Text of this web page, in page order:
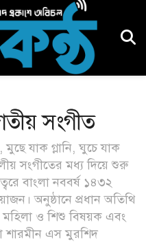
সংগীত
যাক গ্লানি, ঘুচে যাক
সংগীতের মধ্য দিয়ে শুরু
বাংলা নববর্ষ ১৪৩২
অনুষ্ঠানে প্রধান অতিথি
মহিলা ও শিশু বিষয়ক এবং
শারমীন এস মুরশিদ